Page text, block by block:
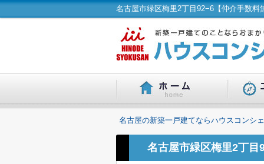
名古屋の新築一戸建てならハウスコンシ
名古屋市緑区梅里2丁目